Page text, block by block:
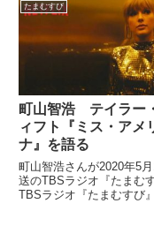
たまむすび
町山智浩 テイラー
ィフト『ミス・アメ
ナ』を語る
町山智浩さんが2020年5
送のTBSラジオ『たまむす
TBSラジオ『たまむすび』